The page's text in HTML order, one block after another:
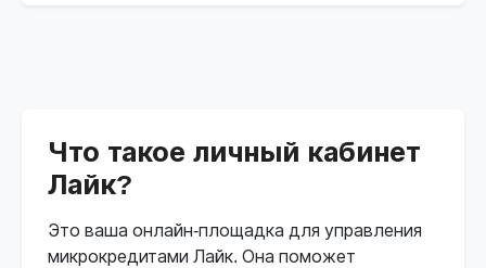
Что такое личный кабинет
Лайк?
Это ваша онлайн-площадка для управления
микрокредитами Лайк. Она поможет